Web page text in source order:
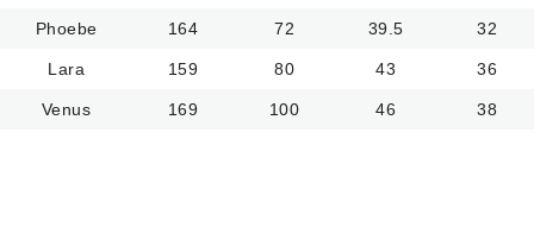
Phoebe 164 72 39.5 32
Lara 159 80 43 36
Venus 169 100 46 38